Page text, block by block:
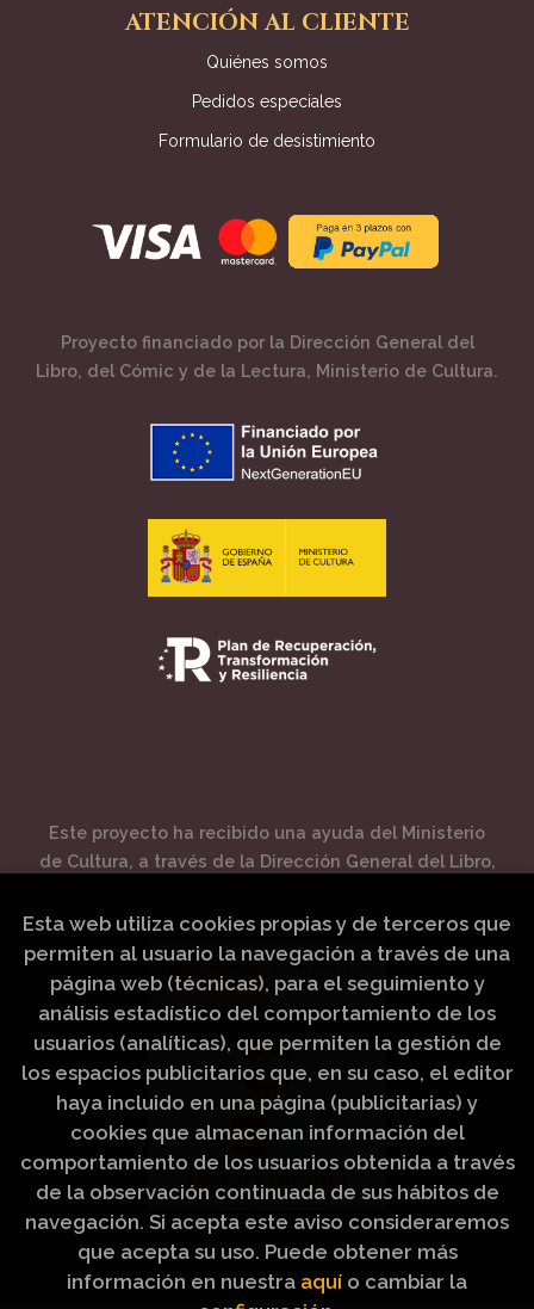
ATENCIÓN AL CLIENTE
Quiénes somos
Pedidos especiales
Formulario de desistimiento
Proyecto financiado por la Dirección General del
Libro, del Cómic y de la Lectura, Ministerio de Cultura.
Este proyecto ha recibido una ayuda del Ministerio
de Cultura, a través de la Dirección General del Libro,
Esta web utiliza cookies propias y de terceros que
permiten al usuario la navegación a través de una
página web (técnicas), para el seguimiento y
análisis estadístico del comportamiento de los
usuarios (analíticas), que permiten la gestión de
los espacios publicitarios que, en su caso, el editor
haya incluido en una página (publicitarias) y
cookies que almacenan información del
comportamiento de los usuarios obtenida a través
de la observación continuada de sus hábitos de
navegación. Si acepta este aviso consideraremos
que acepta su uso. Puede obtener más
información en nuestra aquí o cambiar la